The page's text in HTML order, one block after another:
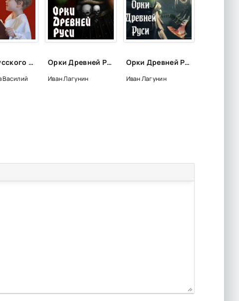
Тайна русского слова - Василий Ирзабеков
Василий
Орки Древней Руси - Иван Лагунин (1)
Иван Лагунин
Орки Древней Руси. Ярл - Иван Лагунин (2)
Иван Лагунин